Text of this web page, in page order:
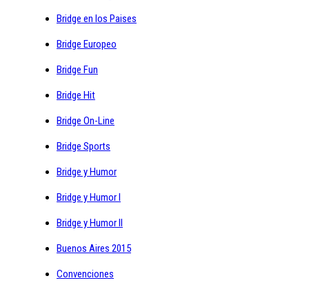
Bridge en los Paises
Bridge Europeo
Bridge Fun
Bridge Hit
Bridge On-Line
Bridge Sports
Bridge y Humor
Bridge y Humor I
Bridge y Humor II
Buenos Aires 2015
Convenciones